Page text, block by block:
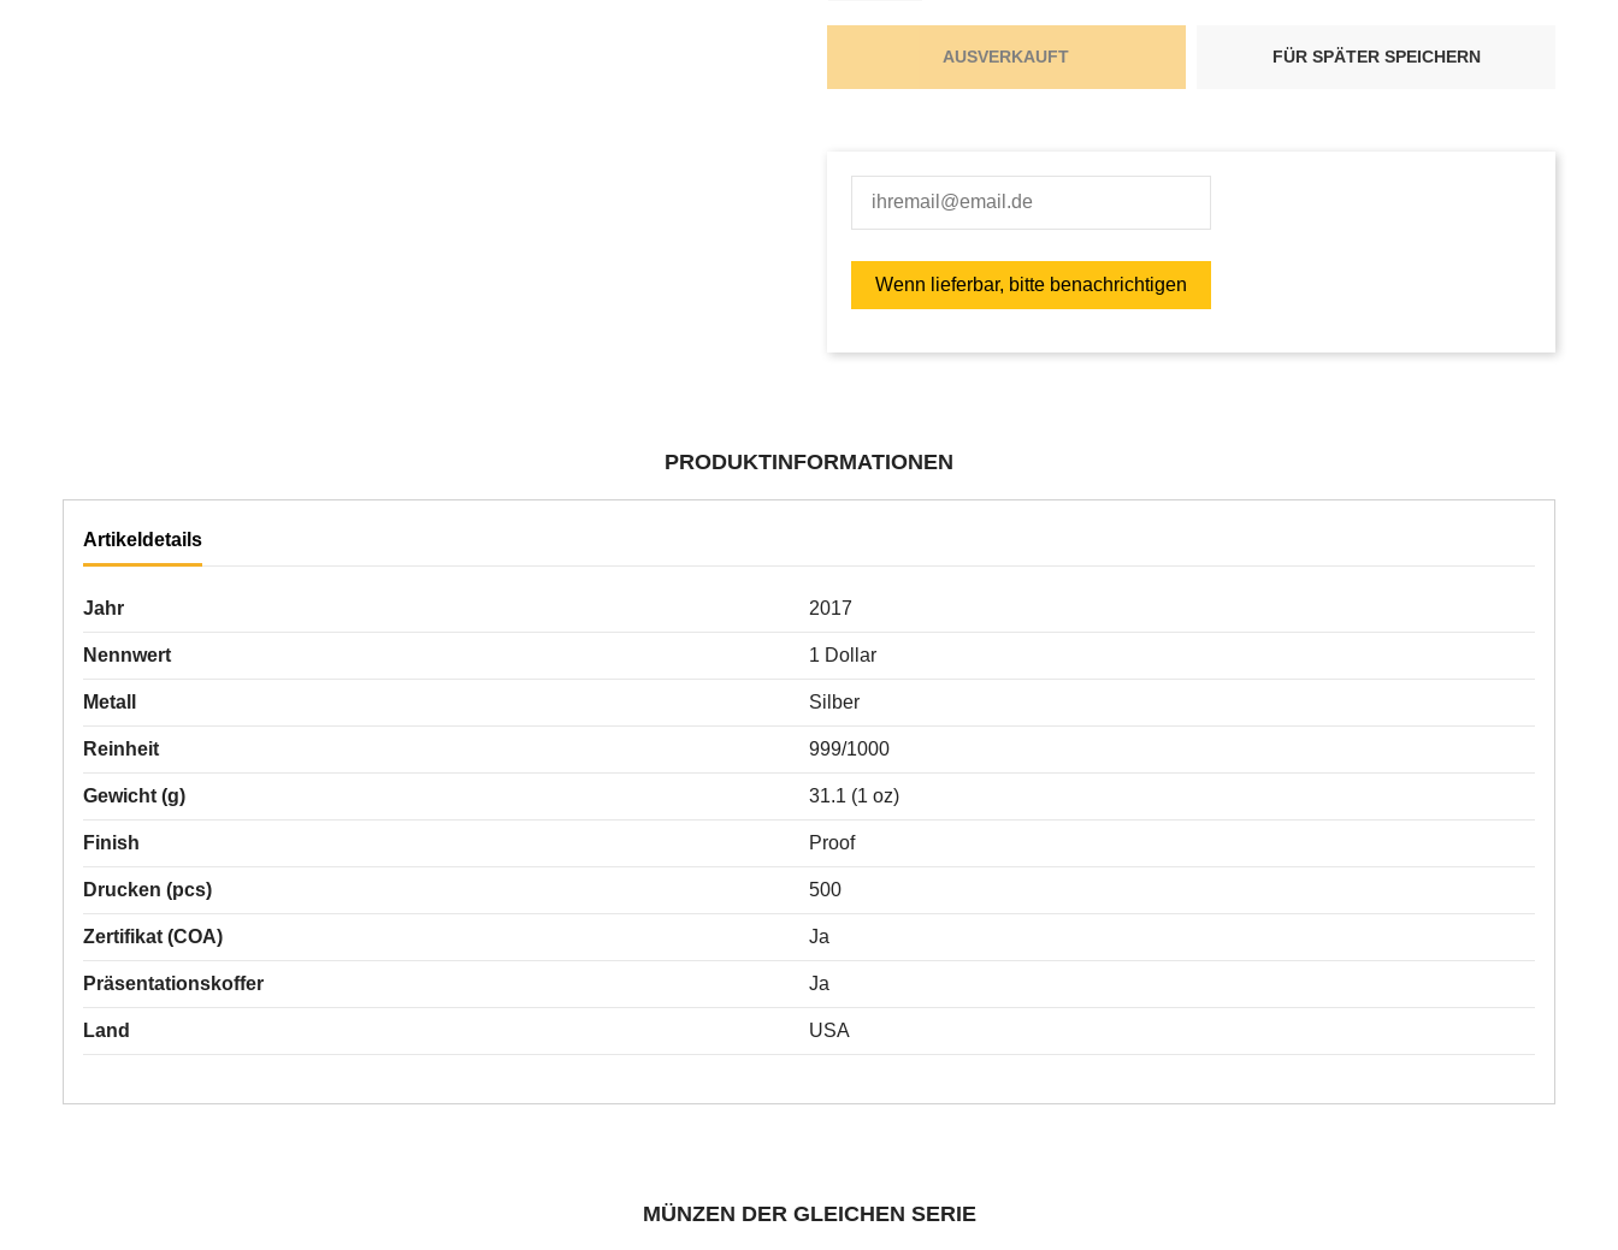
AUSVERKAUFT FÜR SPÄTER SPEICHERN
PRODUKTINFORMATIONEN
Artikeldetails
Jahr 2017
Nennwert 1 Dollar
Metall Silber
Reinheit 999/1000
Gewicht (g) 31.1 (1 oz)
Finish Proof
Drucken (pcs) 500
Zertifikat (COA) Ja
Präsentationskoffer Ja
Land USA
MÜNZEN DER GLEICHEN SERIE